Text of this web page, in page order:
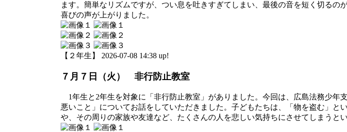
ます。簡単なリズムですが、つい息を吐きすぎてしまい、最後の音を短く切る
喜びの声が上がりました。
【２年生】 2026-07-08 14:38 up!
７月７日（火） 非行防止教室
1年生と2年生を対象に「非行防止教室」がありました。今回は、広島法務少年
悪いこと」についてお話をしていただきました。子どもたちは、「物を盗む」と
や、その周りの家族や友達など、たくさんの人を悲しい気持ちにさせてしまうと